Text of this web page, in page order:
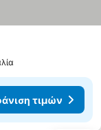
τιμών